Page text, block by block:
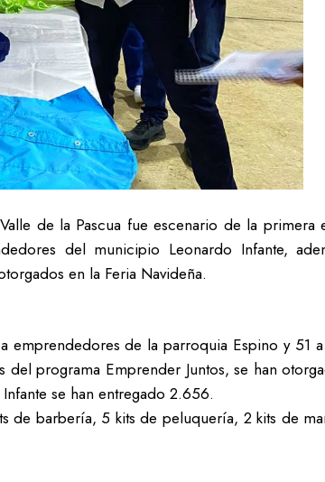
de la Pascua fue escenario de la primera
del municipio Leonardo Infante,
en la Feria Navideña.
de la parroquia Espino y 51
programa Emprender Juntos, se han
se han entregado 2.656.
de barbería, 5 kits de peluquería, 2 kits de